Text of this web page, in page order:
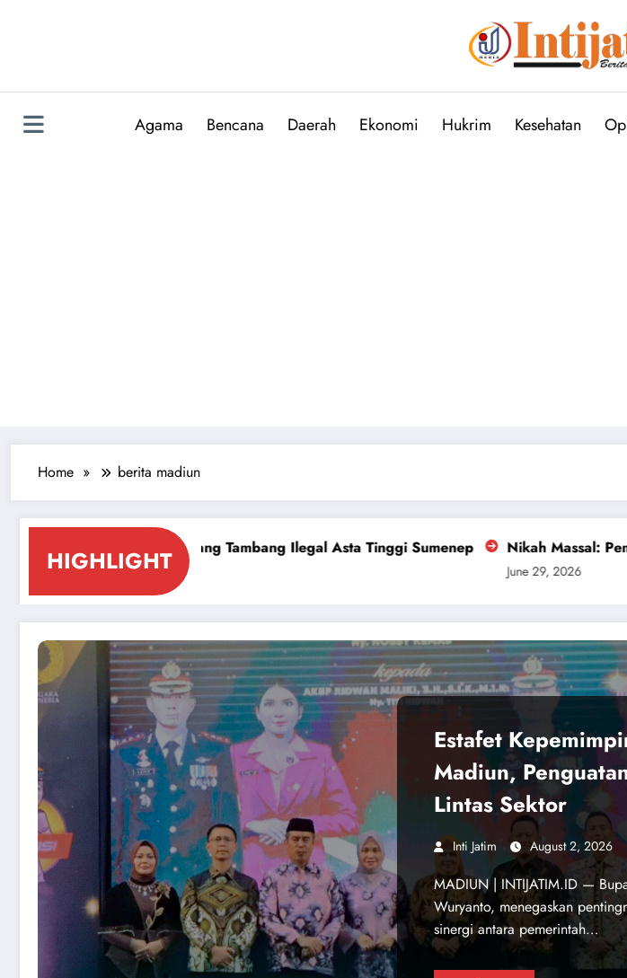
Agama Bencana Daerah Ekonomi Hukrim Kesehatan
Home berita madiun
HIGHLIGHT
Dalang Tambang Ilegal Asta Tinggi Sumenep Nikah Massal: Pemkot Mojokerto Dorong
Estafet
Madiun,
Lintas Sektor
Inti Jatim August 2, 2026
MADIUN | INTIJATIM.ID —
Wuryanto, menegaskan
sinergi antara pemerintah…